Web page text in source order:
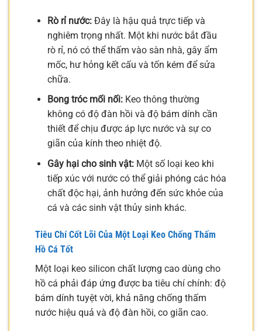
Rò rỉ nước:Đây là hậu quả trực tiếp và
nghiêm trọng nhất. Một khi nước bắt đầu
rò rỉ, nó có thể thấm vào sàn nhà, gây ẩm
mốc, hư hỏng kết cấu và tốn kém để sửa
chữa.
Bong tróc mối nối:Keo thông thường
không có độ đàn hồi và độ bám dính cần
thiết để chịu được áp lực nước và sự co
giãn của kính theo nhiệt độ.
Gây hại cho sinh vật:Một số loại keo khi
tiếp xúc với nước có thể giải phóng các hóa
chất độc hại, ảnh hưởng đến sức khỏe của
cá và các sinh vật thủy sinh khác.
Tiêu Chí Cốt Lõi Của Một Loại Keo Chống Thấm
Hồ Cá Tốt
Một loại keo silicon chất lượng cao dùng cho
hồ cá phải đáp ứng được ba tiêu chí chính: độ
bám dính tuyệt vời, khả năng chống thấm
nước hiệu quả và độ đàn hồi, co giãn cao.